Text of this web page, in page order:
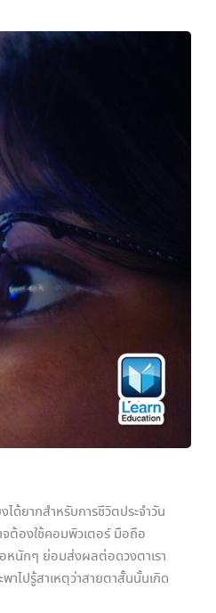
ากสำหรับการชีวิตประจำวัน
จต้องใช้คอมพิวเตอร์ มือถือ
หนักๆ ย่อมส่งผลต่อดวงตาเรา
ไปรู้สาเหตุว่าสายตาสั้นนั้นเกิด